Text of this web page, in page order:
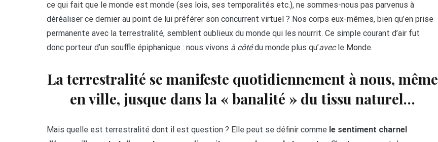
ce qui fait que le monde est monde (ses lois, ses temporalités etc.), ne sommes-nous pas parvenus à
déréaliser ce dernier au point de lui préférer son concurrent virtuel ? Nos corps eux-mêmes, bien qu’en prise
permanente avec la terrestralité, semblent oublieux du monde qui les nourrit. Ce simple courant d’air fut
donc porteur d’un souffle épiphanique : nous vivons à côtédu monde plus qu’avecle Monde.
La terrestralité se manifeste quotidiennement à nous, même
en ville, jusque dans la « banalité » du tissu naturel…
Mais quelle est terrestralité dont il est question ? Elle peut se définir comme le sentiment charnel